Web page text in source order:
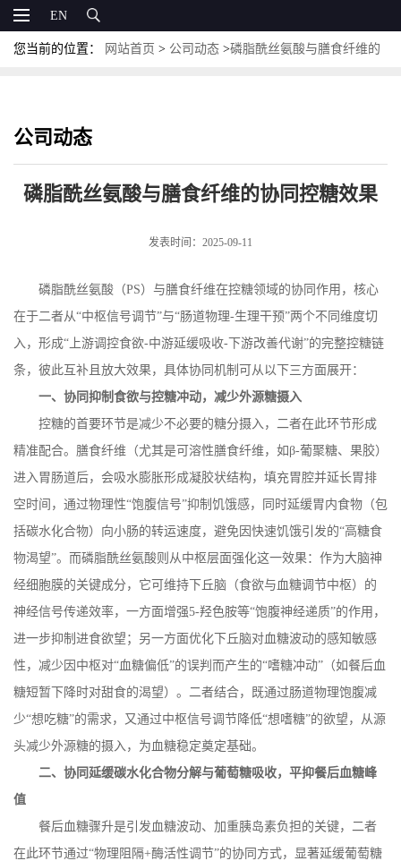
EN
您当前的位置： 网站首页 > 公司动态 >磷脂酰丝氨酸与膳食纤维的
公司动态
磷脂酰丝氨酸与膳食纤维的协同控糖效果
发表时间：2025-09-11
磷脂酰丝氨酸（PS）与膳食纤维在控糖领域的协同作用，核心
在于二者从“中枢信号调节”与“肠道物理-生理干预”两个不同维度切
入，形成“上游调控食欲-中游延缓吸收- 下游改善代谢”的完整控糖链
条，彼此互补且放大效果，具体协同机制可从以下三方面展开：
一、协同抑制食欲与控糖冲动，减少外源糖摄入
控糖的首要环节是减少不必要的糖分摄入，二者在此环节形成
精准配合。膳食纤维（尤其是可溶性膳食纤维，如 β-葡聚糖、果胶）
进入胃肠道后，会吸水膨胀形成凝胶状结构，填充胃腔并延长胃排
空时间，通过物理性“饱腹信号”抑制饥饿感，同时延缓胃内食物（包
括碳水化合物）向小肠的转运速度，避免因快速饥饿引发的“高糖食
物渴望”。而磷脂酰丝氨酸则从中枢层面强化这一效果：作为大脑神
经细胞膜的关键成分，它可维持下丘脑（食欲与血糖调节中枢）的
神经信号传递效率，一方面增强5-羟色胺等“饱腹神经递质”的作用，
进一步抑制进食欲望；另一方面优化下丘脑对血糖波动的感知敏感
性，减少因中枢对“血糖偏低”的误判而产生的“嗜糖冲动”（如餐后血
糖短暂下降时对甜食的渴望）。二者结合，既通过肠道物理饱腹减
少“想吃糖”的需求，又通过中枢信号调节降低“想嗜糖”的欲望，从源
头减少外源糖的摄入，为血糖稳定奠定基础。
二、协同延缓碳水化合物分解与葡萄糖吸收，平抑餐后血糖峰
值
餐后血糖骤升是引发血糖波动、加重胰岛素负担的关键，二者
在此环节通过“物理阻隔+酶活性调节”的协同方式，显著延缓葡萄糖